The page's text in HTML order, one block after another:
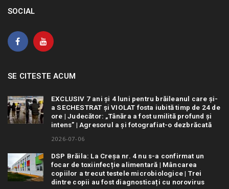
SOCIAL
SE CITESTE ACUM
EXCLUSIV 7 ani și 4 luni pentru brăileanul care și-
a SECHESTRAT și VIOLAT fosta iubită timp de 24 de
ore | Judecător: „Tânăra a fost umilită profund și
intens” | Agresorul a și fotografiat-o dezbrăcată
2026-07-06
DSP Brăila: La Creșa nr. 4 nu s-a confirmat un
focar de toxiinfecție alimentară | Mâncarea
copiilor a trecut testele microbiologice | Trei
dintre copii au fost diagnosticați cu norovirus